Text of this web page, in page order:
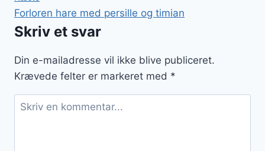
Forloren hare med persille og timian
Skriv et svar
Din e-mailadresse vil ikke blive publiceret.
Krævede felter er markeret med *